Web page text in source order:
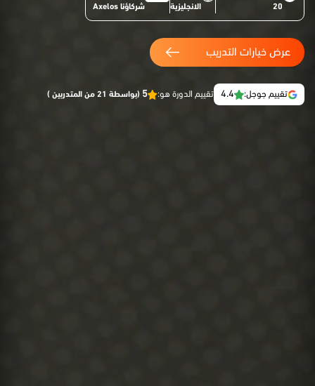
20 الانجليزية شركاؤنا Axelos
عرض خيارات التدريب
تقييم جوجل: 4.4 تقييم الدورة هو: 5 (بواسطة 21 من المتدربين )